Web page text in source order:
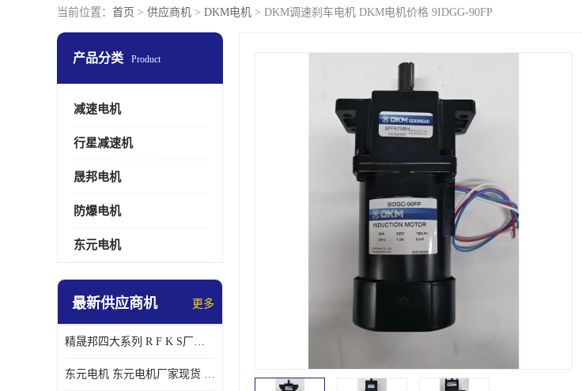
当前位置： 首页 > 供应商机 > DKM电机 > DKM调速刹车电机 DKM电机价格 9IDGG-90FP
产品分类 Product
减速电机
行星减速机
晟邦电机
防爆电机
东元电机
最新供应商机 更多
精晟邦四大系列 R F K S厂家现货 批发价格
东元电机 东元电机厂家现货 东元电机批发价格